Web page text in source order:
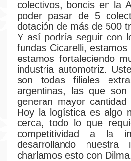
colectivos, bondis en la
poder pasar de 5
dotación de más de 500
Y así podría seguir con
fundas Cicarelli,
estamos fortaleciendo
industria automotriz.
son todas filiales
argentinas, las que
generan mayor
Hoy la logística es algo
cerca, todo lo que
competitividad a la
desarrollando nuestra
charlamos esto con Dilma.